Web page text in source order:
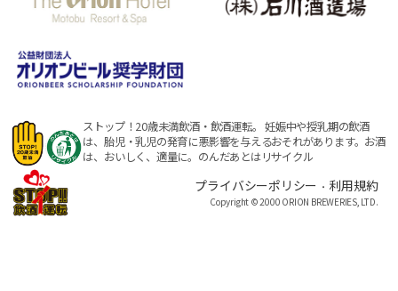
ストップ！20歳未満飲酒・飲酒運転。 妊娠中や授乳期の飲酒
は、胎児・乳児の発育に悪影響を与えるおそれがあります。 お酒
は、おいしく、適量に。のんだあとはリサイクル
プライバシーポリシー ・ 利用規約
Copyright © 2000 ORION BREWERIES, LTD.